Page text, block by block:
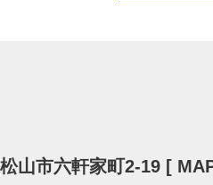
山市六軒家町2-19 [